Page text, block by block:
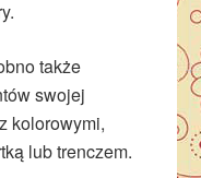
także
swojej
kolorowymi,
lub trenczem.